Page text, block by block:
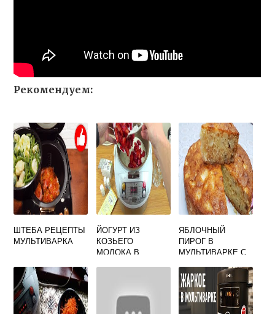
Рекомендуем:
ШТЕБА РЕЦЕПТЫ
МУЛЬТИВАРКА
ЙОГУРТ ИЗ
КОЗЬЕГО
МОЛОКА В
ЯБЛОЧНЫЙ
ПИРОГ В
МУЛЬТИВАРКЕ С